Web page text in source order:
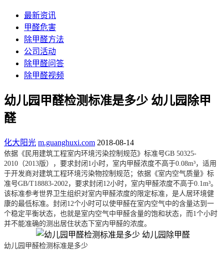
最新资讯
甲醛危害
除甲醛方法
公司活动
除甲醛问答
除甲醛视频
幼儿园甲醛检测标准是多少 幼儿园除甲
醛
化大阳光 m.guanghuxi.com 2018-08-14
依据《民用建筑工程室内环境污染控制规范》标准号GB 50325-
2010（2013版），要求封闭1小时，室内甲醛浓度不高于0.08m³，适用
于开发商对建筑工程环境污染物控制规范；依据《室内空气质量》标
准号GB/T18883-2002，要求封闭12小时，室内甲醛浓度不高于0.1m³。
该标准参考世界卫生组织对室内甲醛浓度的限定标准，是人居环境健
康的最低标准。封闭12个小时可以使甲醛在室内空气中的含量达到一
个稳定平衡状态，也就是室内空气中甲醛含量的饱和状态，而1个小时
并不能准确的测出居住状态下室内甲醛的浓度。
幼儿园甲醛检测标准是多少